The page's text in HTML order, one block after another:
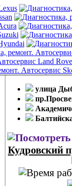
улица
Кудровский